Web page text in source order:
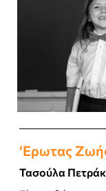
‘Ερωτας
Τασούλα